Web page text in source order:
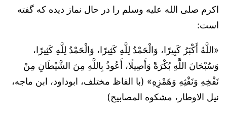
اکرم صلی الله علیه وسلم را در حال نماز دیده که گفته
است:
«اللَّهُ أَكْبَرُ كَبِيرًا، وَالْحَمْدُ لِلَّهِ كَثِيرًا، وَالْحَمْدُ لِلَّهِ كَثِيرًا،
وَسُبْحَانَ اللَّهِ بُكْرَةً وَأَصِيلًا، أَعُوذُ بِاللَّهِ مِنَ الشَّيْطَانِ مِنْ
نَفْخِهِ وَنَفْثِهِ وَهَمْزِهِ» (با الفاظ مختلف، ابوداود، ابن ماجه،
نیل الاوطار، مشکوه المصابیح)